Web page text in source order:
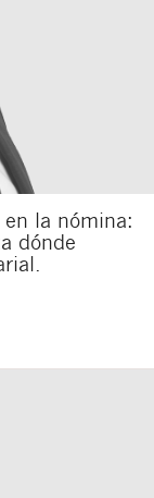
la nómina:
dónde